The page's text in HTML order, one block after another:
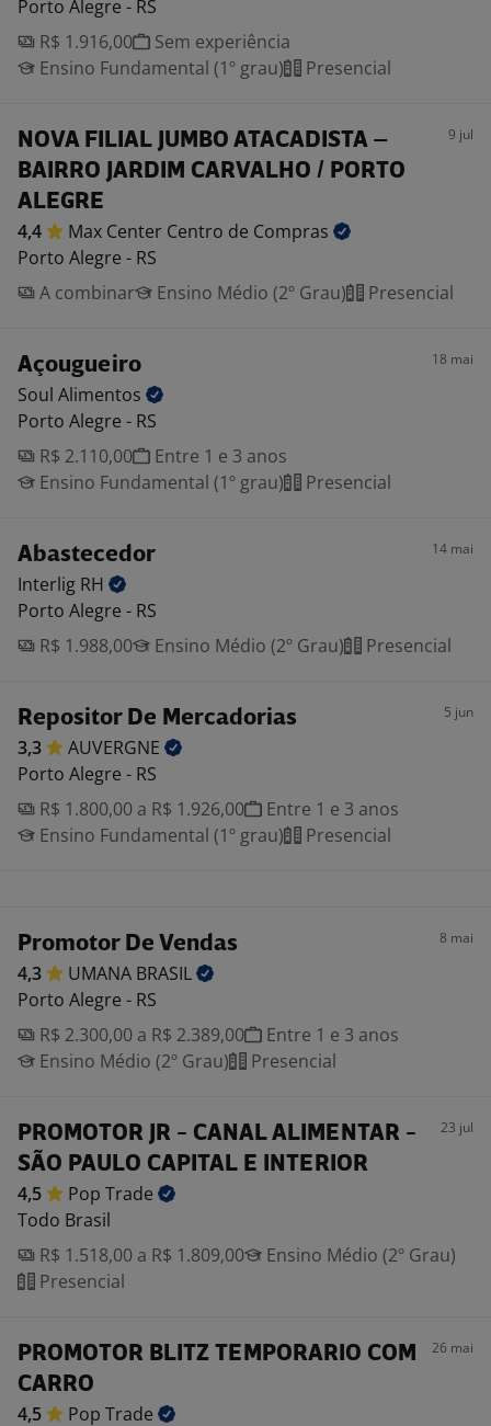
Porto Alegre - RS
R$ 1.916,00
Sem experiência
Ensino Fundamental (1º grau)
Presencial
NOVA FILIAL JUMBO ATACADISTA –
BAIRRO JARDIM CARVALHO / PORTO
ALEGRE
9 jul
4,4 Max Center Centro de Compras
Porto Alegre - RS
A combinar
Ensino Médio (2º Grau) Presencial
Açougueiro 18 mai
Soul Alimentos
Porto Alegre - RS
R$ 2.110,00
Entre 1 e 3 anos
Ensino Fundamental (1º grau)
Presencial
Abastecedor 14 mai
Interlig RH
Porto Alegre - RS
R$ 1.988,00
Ensino Médio (2º Grau) Presencial
Repositor De Mercadorias 5 jun
3,3
AUVERGNE
Porto Alegre - RS
R$ 1.800,00 a R$ 1.926,00
Entre 1 e 3 anos
Ensino Fundamental (1º grau)
Presencial
Promotor De Vendas 8 mai
4,3 UMANA BRASIL
Porto Alegre - RS
R$ 2.300,00 a R$ 2.389,00
Entre 1 e 3 anos
Ensino Médio (2º Grau)
Presencial
PROMOTOR JR - CANAL ALIMENTAR -
SÃO PAULO CAPITAL E INTERIOR
23 jul
4,5 Pop Trade
Todo Brasil
R$ 1.518,00 a R$ 1.809,00
Ensino Médio (2º Grau)
Presencial
PROMOTOR BLITZ TEMPORARIO COM
CARRO
26 mai
4,5 Pop Trade